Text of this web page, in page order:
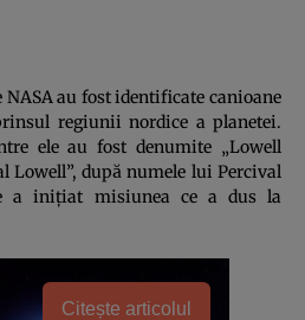
au fost identificate canioane
regiunii nordice a planetei.
ele au fost denumite „Lowell
Lowell”, după numele lui Percival
a iniţiat misiunea ce a dus la
Citește articolul